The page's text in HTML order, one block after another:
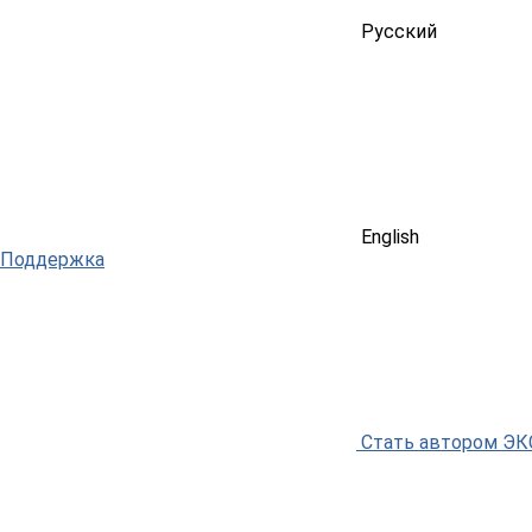
Русский
English
Поддержка
Стать автором